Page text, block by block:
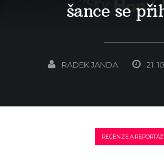
šance se
RADEK JANDA 21.
RECENZE A